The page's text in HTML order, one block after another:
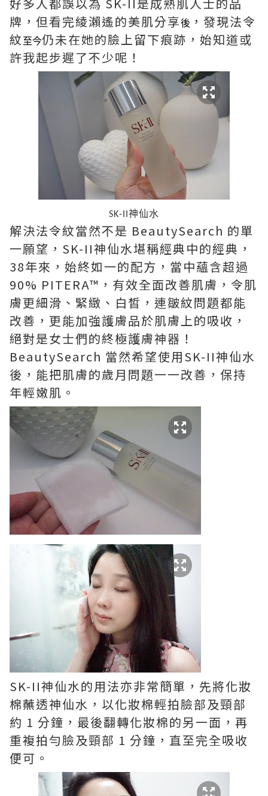
牌，但看完綾瀨遙的美肌分享後 ，發現法令
紋 至今仍未在她的臉上留下痕跡，始知道或
許我起步遲了不少呢！
SK-II 神仙水
解決法令紋當然不是 BeautySearch 的單
一願望，SK-II神仙水堪稱經典中的經典，
38年來，始終如一的配方，當中蘊含超過
90% PITERA™，有效全面改善肌膚，令肌
膚更細滑、緊緻、 白皙，連皺紋問題都能
改善，更能加強護膚品於肌膚上的吸收，
絕對是女士們的終極護膚神器！
BeautySearch 當然希望使用SK-II神仙水
後，能把肌膚的歲月問題一一改善，保持
年輕嫩肌。
SK-II神仙水的用法亦非常簡單，先將化妝
棉蘸透神仙水，以化妝棉輕拍臉部及頸部
約 1 分鐘，最後翻轉化妝棉的另一面，再
重複拍勻臉及頸部 1 分鐘，直至完全吸收
便可。